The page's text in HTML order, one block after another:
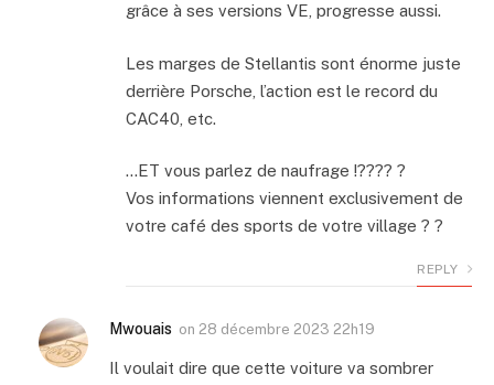
grâce à ses versions VE, progresse aussi.
Les marges de Stellantis sont énorme juste
derrière Porsche, l’action est le record du
CAC40, etc.
…ET vous parlez de naufrage !???? ?
Vos informations viennent exclusivement de
votre café des sports de votre village ? ?
REPLY
Mwouais on 28 décembre 2023 22h19
Il voulait dire que cette voiture va sombrer